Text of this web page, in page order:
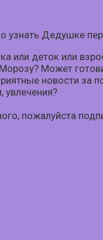
узнать Дедушке
или деток или
Может
новости за
пожалуйста